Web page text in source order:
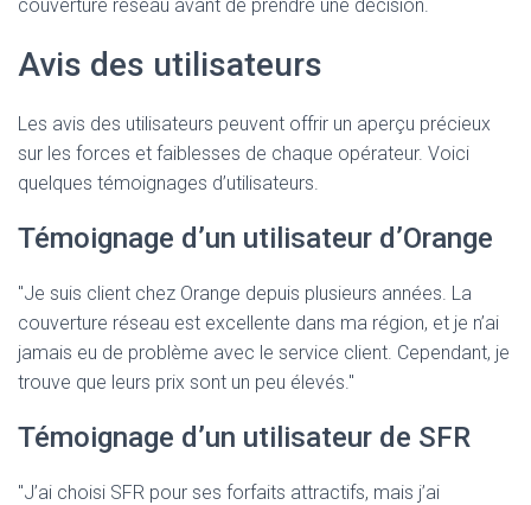
couverture réseau avant de prendre une décision.
Avis des utilisateurs
Les avis des utilisateurs peuvent offrir un aperçu précieux
sur les forces et faiblesses de chaque opérateur. Voici
quelques témoignages d’utilisateurs.
Témoignage d’un utilisateur d’Orange
"Je suis client chez Orange depuis plusieurs années. La
couverture réseau est excellente dans ma région, et je n’ai
jamais eu de problème avec le service client. Cependant, je
trouve que leurs prix sont un peu élevés."
Témoignage d’un utilisateur de SFR
"J’ai choisi SFR pour ses forfaits attractifs, mais j’ai